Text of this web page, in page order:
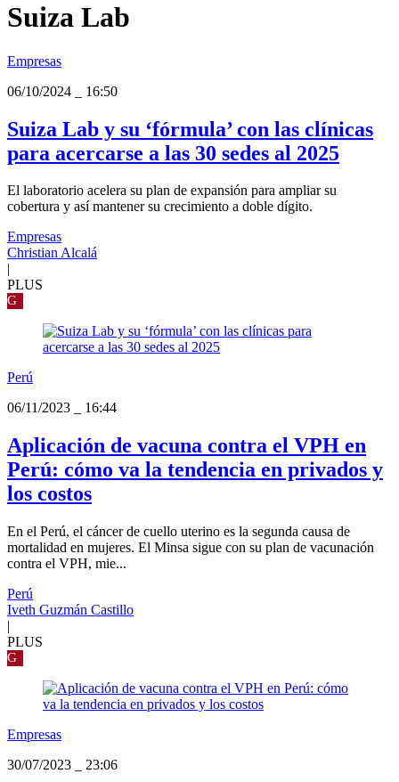
Suiza Lab
Empresas
06/10/2024
16:50
Suiza Lab y su ‘fórmula’ con las clínicas
para acercarse a las 30 sedes al 2025
El laboratorio acelera su plan de expansión para ampliar su
cobertura y así mantener su crecimiento a doble dígito.
Empresas
Christian Alcalá
PLUS
G
Perú
06/11/2023
16:44
Aplicación de vacuna contra el VPH en
Perú: cómo va la tendencia en privados y
los costos
En el Perú, el cáncer de cuello uterino es la segunda causa de
mortalidad en mujeres. El Minsa sigue con su plan de vacunación
contra el VPH, mie...
Perú
Iveth Guzmán Castillo
|
PLUS
G
Empresas
30/07/2023
23:06